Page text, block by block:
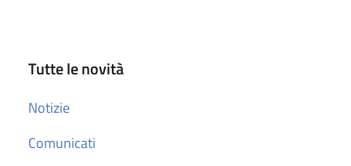
Tutte le novità
Notizie
Comunicati